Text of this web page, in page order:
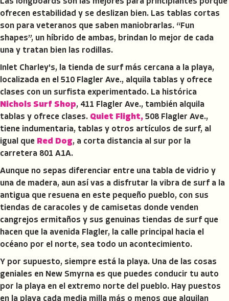
Las longboards son las mejores para principiantes porque
ofrecen estabilidad y se deslizan bien. Las tablas cortas
son para veteranos que saben maniobrarlas. “Fun
shapes”, un híbrido de ambas, brindan lo mejor de cada
una y tratan bien las rodillas.
Inlet Charley's, la tienda de surf más cercana a la playa,
localizada en el 510 Flagler Ave., alquila tablas y ofrece
clases con un surfista experimentado. La histórica
Nichols Surf Shop, 411 Flagler Ave., también alquila
tablas y ofrece clases. Quiet Flight, 508 Flagler Ave.,
tiene indumentaria, tablas y otros artículos de surf, al
igual que Red Dog, a corta distancia al sur por la
carretera 801 A1A.
Aunque no sepas diferenciar entre una tabla de vidrio y
una de madera, aun así vas a disfrutar la vibra de surf a la
antigua que resuena en este pequeño pueblo, con sus
tiendas de caracoles y de camisetas donde venden
cangrejos ermitaños y sus genuinas tiendas de surf que
hacen que la avenida Flagler, la calle principal hacia el
océano por el norte, sea todo un acontecimiento.
Y por supuesto, siempre está la playa. Una de las cosas
geniales en New Smyrna es que puedes conducir tu auto
por la playa en el extremo norte del pueblo. Hay puestos
en la playa cada media milla más o menos que alquilan